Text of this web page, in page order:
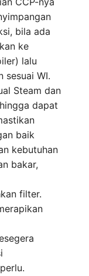
bila ada
ke
lalu
sesuai WI.
Steam dan
dapat
baik
kebutuhan
bakar,
filter.